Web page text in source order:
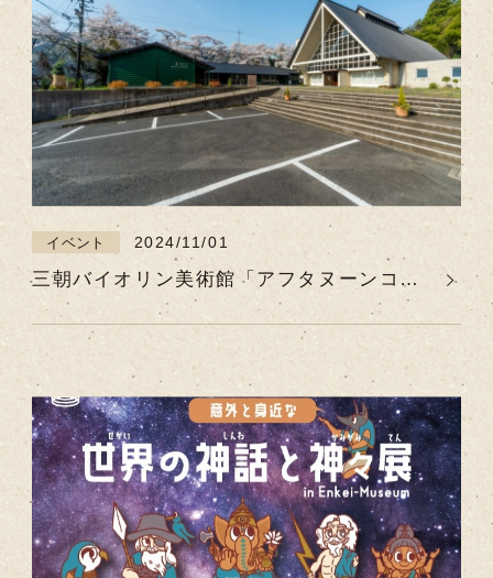
イベント 2024/11/01
三朝バイオリン美術館「アフタヌーンコン
サート」【毎月第3土曜日開催】